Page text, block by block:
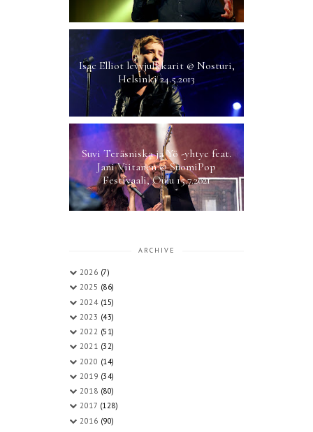
Isac Elliot levyjulkkarit @ Nosturi,
Helsinki 24.5.2013
Suvi Teräsniska ja Yö -yhtye feat.
Jani Viitanen @ SuomiPop
Festivaali, Oulu 15.7.2021
ARCHIVE
2026 (7)
2025 (86)
2024 (15)
2023 (43)
2022 (51)
2021 (32)
2020 (14)
2019 (34)
2018 (80)
2017 (128)
2016 (90)